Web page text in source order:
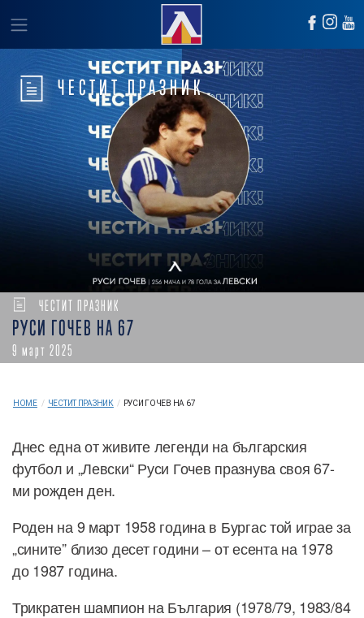
ЧЕСТИТ ПРАЗНИК
ЧЕСТИТ ПРАЗНИК
РУСИ ГОЧЕВ НА 67
9 март 2025
HOME / ЧЕСТИТ ПРАЗНИК / РУСИ ГОЧЕВ НА 67
Днес една от живите легенди на българския
футбол и „Левски“ Руси Гочев празнува своя 67-
ми рожден ден.
Роден на 9 март 1958 година в Бургас той играе за
„сините” близо десет години – от есента на 1978
до 1987 година.
Трикратен шампион на България (1978/79, 1983/84